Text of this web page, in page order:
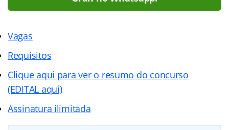
Vagas
Requisitos
Clique aqui para ver o resumo do concurso
(EDITAL aqui)
Assinatura ilimitada